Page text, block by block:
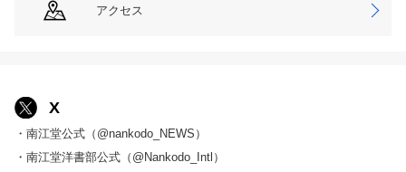
アクセス
X
・南江堂公式（@nankodo_NEWS）
・南江堂洋書部公式（@Nankodo_Intl）